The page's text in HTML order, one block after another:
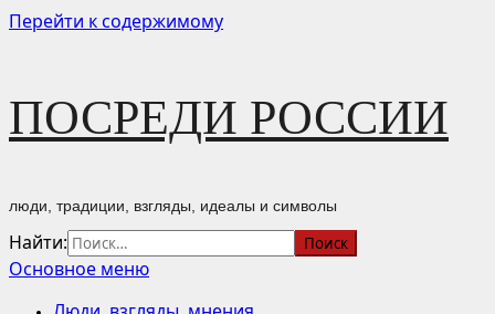
Перейти к содержимому
ПОСРЕДИ РОССИИ
люди, традиции, взгляды, идеалы и символы
Найти:
Основное меню